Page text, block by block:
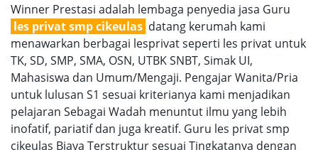
Winner Prestasi adalah lembaga penyedia jasa Guru
les privat smp cikeulas datang kerumah kami
menawarkan berbagai lesprivat seperti les privat untuk
TK, SD, SMP, SMA, OSN, UTBK SNBT, Simak UI,
Mahasiswa dan Umum/Mengaji. Pengajar Wanita/Pria
untuk lulusan S1 sesuai kriterianya kami menjadikan
pelajaran Sebagai Wadah menuntut ilmu yang lebih
inofatif, pariatif dan juga kreatif. Guru les privat smp
cikeulas Biaya Terstruktur sesuai Tingkatanya dengan